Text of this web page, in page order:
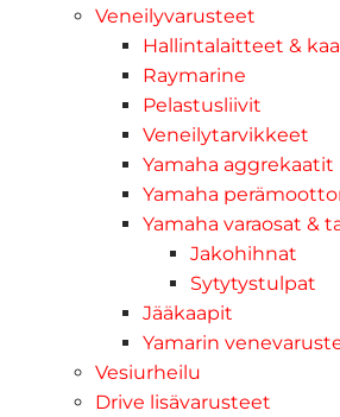
Veneilyvarusteet
Hallintalaitteet &
Raymarine
Pelastusliivit
Veneilytarvikkeet
Yamaha aggrekaatit
Yamaha
Yamaha varaosat &
Jakohihnat
Sytytystulpat
Jääkaapit
Yamarin
Vesiurheilu
Drive lisävarusteet